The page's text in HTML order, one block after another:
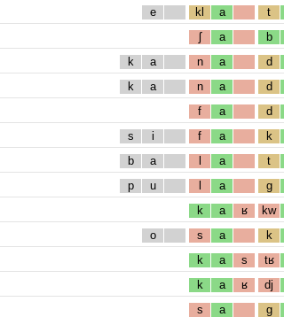
e kl a t
ʃ a b
k a n a d
k a n a d
f a d
s i f a k
b a l a t
p u l a g
k a ʁ kw
o s a k
k a s tʁ
k a ʁ dj
s a g